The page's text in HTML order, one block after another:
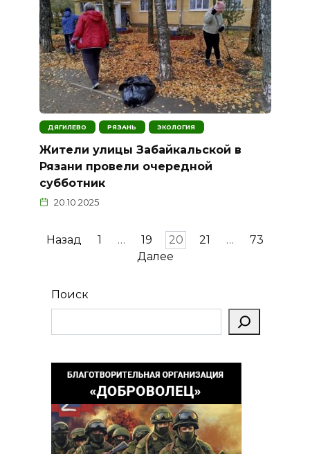
ДЯГИЛЕВО РЯЗАНЬ ЭКОЛОГИЯ
Жители улицы Забайкальской в
Рязани провели очередной
субботник
20.10.2025
Пагинация
Назад 1 … 19 20 21 …
73
Далее
Поиск